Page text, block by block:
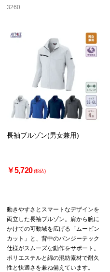
3260
長袖ブルゾン(男女兼用)
￥5,720(税込)
動きやすさとスマートなデザインを
両立した長袖ブルゾン。肩から腕に
かけての可動域を広げる「ムービン
カット」と、背中のバンジーテック
仕様がスムーズな動作をサポート。
ポリエステルと綿の混紡素材で耐久
性と快適さを兼ね備えています。